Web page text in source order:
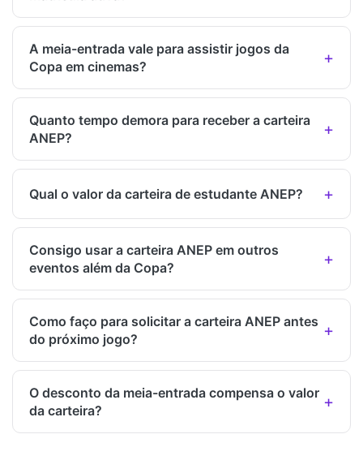
A meia-entrada vale para assistir jogos da
Copa em cinemas?
Quanto tempo demora para receber a carteira
ANEP?
Qual o valor da carteira de estudante ANEP?
Consigo usar a carteira ANEP em outros
eventos além da Copa?
Como faço para solicitar a carteira ANEP antes
do próximo jogo?
O desconto da meia-entrada compensa o valor
da carteira?